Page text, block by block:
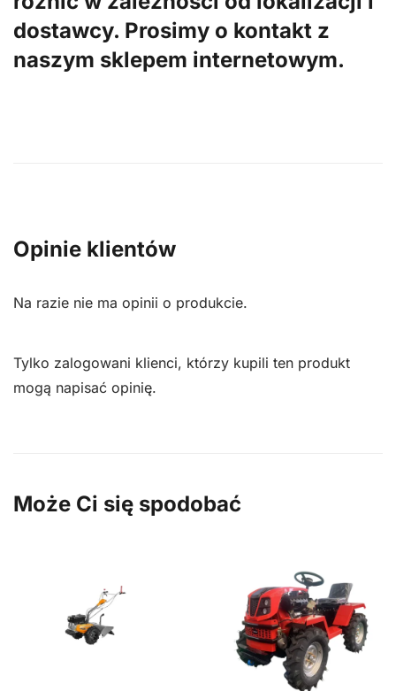
dostawcy. Prosimy o kontakt z
naszym sklepem internetowym.
Opinie klientów
Na razie nie ma opinii o produkcie.
Tylko zalogowani klienci, którzy kupili ten produkt
mogą napisać opinię.
Może Ci się spodobać